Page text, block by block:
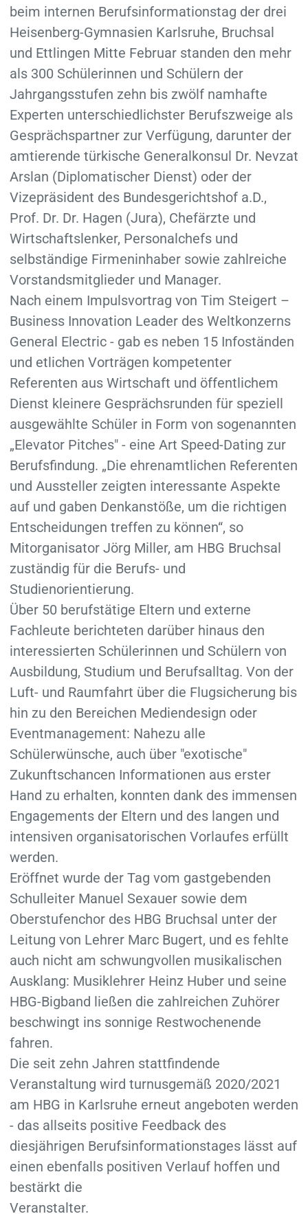
beim internen Berufsinformationstag der drei
Heisenberg-Gymnasien Karlsruhe, Bruchsal
und Ettlingen Mitte Februar standen den mehr
als 300 Schülerinnen und Schülern der
Jahrgangsstufen zehn bis zwölf namhafte
Experten unterschiedlichster Berufszweige als
Gesprächspartner zur Verfügung, darunter der
amtierende türkische Generalkonsul Dr. Nevzat
Arslan (Diplomatischer Dienst) oder der
Vizepräsident des Bundesgerichtshof a.D.,
Prof. Dr. Dr. Hagen (Jura), Chefärzte und
Wirtschaftslenker, Personalchefs und
selbständige Firmeninhaber sowie zahlreiche
Vorstandsmitglieder und Manager.
Nach einem Impulsvortrag von Tim Steigert –
Business Innovation Leader des Weltkonzerns
General Electric - gab es neben 15 Infoständen
und etlichen Vorträgen kompetenter
Referenten aus Wirtschaft und öffentlichem
Dienst kleinere Gesprächsrunden für speziell
ausgewählte Schüler in Form von sogenannten
„Elevator Pitches" - eine Art Speed-Dating zur
Berufsfindung. „Die ehrenamtlichen Referenten
und Aussteller zeigten interessante Aspekte
auf und gaben Denkanstöße, um die richtigen
Entscheidungen treffen zu können“, so
Mitorganisator Jörg Miller, am HBG Bruchsal
zuständig für die Berufs- und
Studienorientierung.
Über 50 berufstätige Eltern und externe
Fachleute berichteten darüber hinaus den
interessierten Schülerinnen und Schülern von
Ausbildung, Studium und Berufsalltag. Von der
Luft- und Raumfahrt über die Flugsicherung bis
hin zu den Bereichen Mediendesign oder
Eventmanagement: Nahezu alle
Schülerwünsche, auch über "exotische"
Zukunftschancen Informationen aus erster
Hand zu erhalten, konnten dank des immensen
Engagements der Eltern und des langen und
intensiven organisatorischen Vorlaufes erfüllt
werden.
Eröffnet wurde der Tag vom gastgebenden
Schulleiter Manuel Sexauer sowie dem
Oberstufenchor des HBG Bruchsal unter der
Leitung von Lehrer Marc Bugert, und es fehlte
auch nicht am schwungvollen musikalischen
Ausklang: Musiklehrer Heinz Huber und seine
HBG-Bigband ließen die zahlreichen Zuhörer
beschwingt ins sonnige Restwochenende
fahren.
Die seit zehn Jahren stattfindende
Veranstaltung wird turnusgemäß 2020/2021
am HBG in Karlsruhe erneut angeboten werden
- das allseits positive Feedback des
diesjährigen Berufsinformationstages lässt auf
einen ebenfalls positiven Verlauf hoffen und
bestärkt die
Veranstalter.